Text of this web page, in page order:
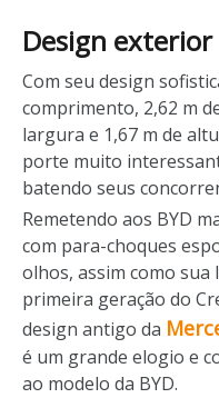
Design exterior
Com seu design
comprimento, 2,62 m
largura e 1,67 m de
porte muito
batendo seus
Remetendo aos BYD
com para-choques
olhos, assim como
primeira geração do
design antigo da
é um grande elogio e
ao modelo da BYD.